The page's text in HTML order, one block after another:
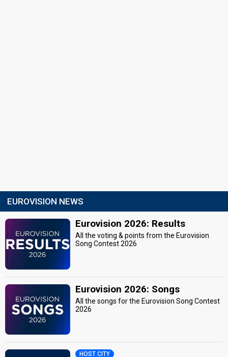
EUROVISION NEWS
Eurovision 2026: Results
All the voting & points from the Eurovision
Song Contest 2026
Eurovision 2026: Songs
All the songs for the Eurovision Song Contest
2026
HOST CITY